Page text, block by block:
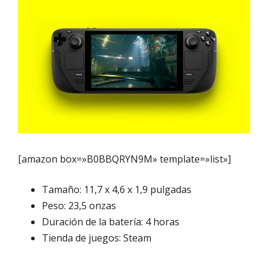
[amazon box=»B0BBQRYN9M» template=»list»]
Tamaño: 11,7 x 4,6 x 1,9 pulgadas
Peso: 23,5 onzas
Duración de la batería: 4 horas
Tienda de juegos: Steam